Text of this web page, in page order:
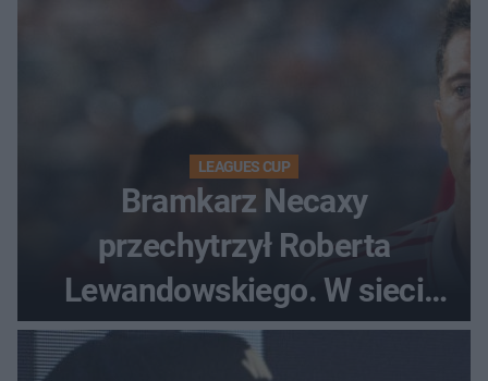
LEAGUES CUP
Bramkarz Necaxy
przechytrzył Roberta
Lewandowskiego. W sieci
krąży wideo z tego pojedynku